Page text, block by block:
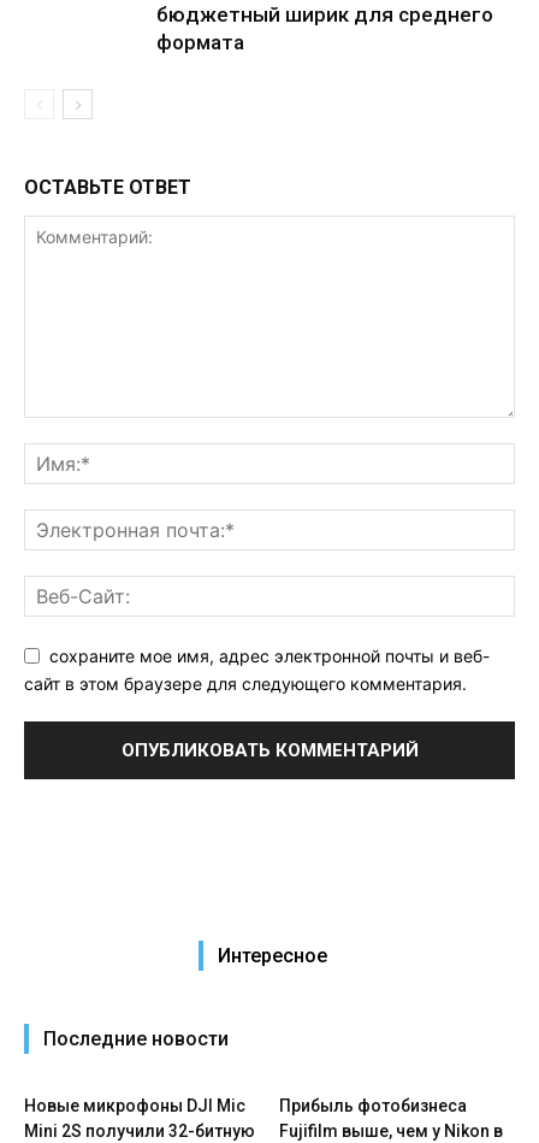
бюджетный ширик для среднего
формата
ОСТАВЬТЕ ОТВЕТ
сохраните мое имя, адрес электронной почты и веб-
сайт в этом браузере для следующего комментария.
Интересное
Последние новости
Новые микрофоны DJI Mic
Mini 2S получили 32-битную
Прибыль фотобизнеса
Fujifilm выше, чем у Nikon в